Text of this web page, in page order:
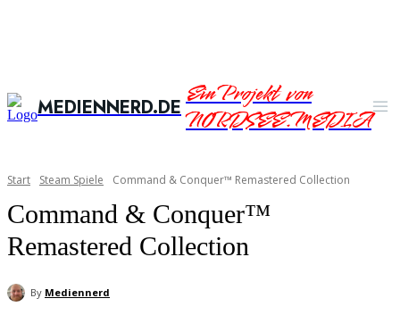
MEDIENNERD.DEEin Projekt von
NORDSEE.MEDIA
Start Steam Spiele Command & Conquer™ Remastered Collection
Command & Conquer™
Remastered Collection
By Mediennerd